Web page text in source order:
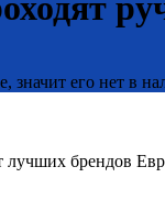
значит его нет в
лучших брендов